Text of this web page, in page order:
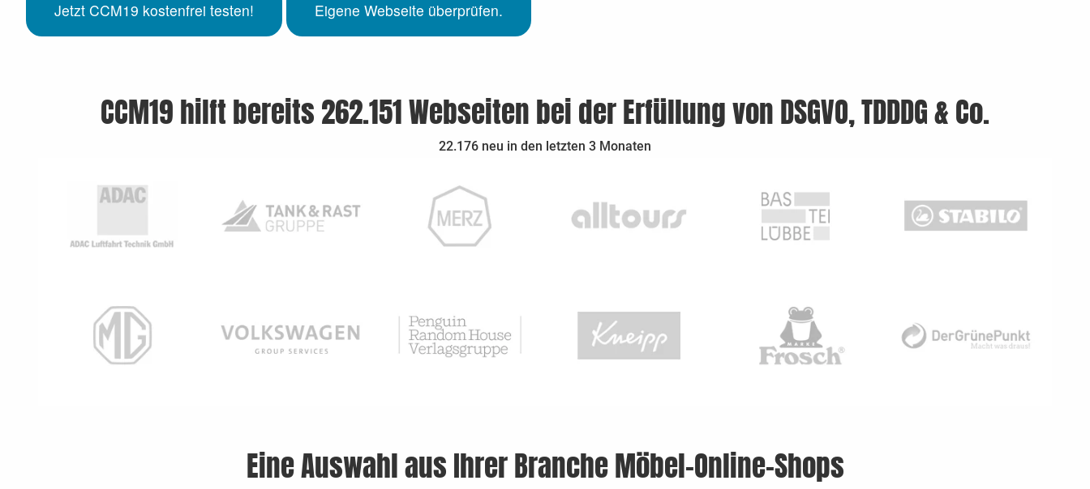
Jetzt CCM19 kostenfrei testen! Eigene Webseite überprüfen.
CCM19 hilft bereits 262.151 Webseiten bei der Erfüllung von DSGVO, TDDDG & Co.
22.176 neu in den letzten 3 Monaten
Eine Auswahl aus Ihrer Branche Möbel-Online-Shops